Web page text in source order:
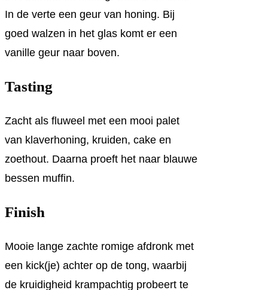
In de verte een geur van honing. Bij
goed walzen in het glas komt er een
vanille geur naar boven.
Tasting
Zacht als fluweel met een mooi palet
van klaverhoning, kruiden, cake en
zoethout. Daarna proeft het naar blauwe
bessen muffin.
Finish
Mooie lange zachte romige afdronk met
een kick(je) achter op de tong, waarbij
de kruidigheid krampachtig probeert te